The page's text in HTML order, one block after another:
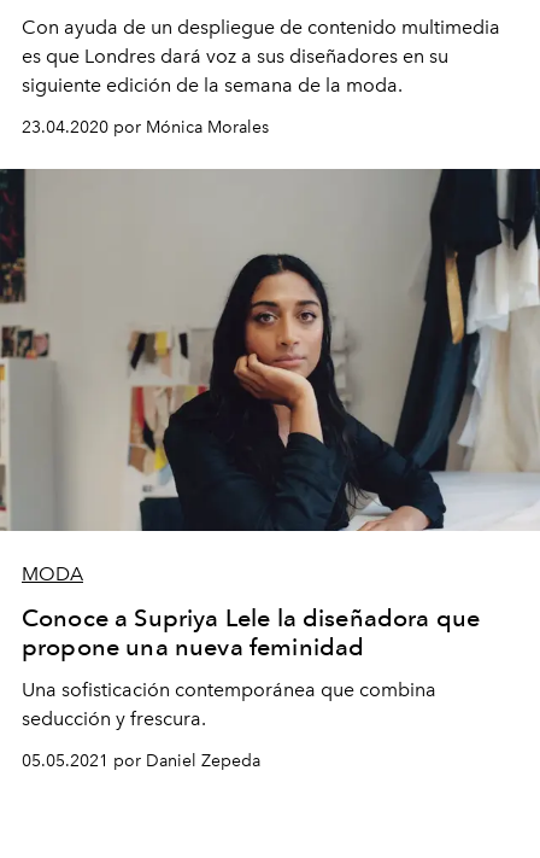
Con ayuda de un despliegue de contenido multimedia
es que Londres dará voz a sus diseñadores en su
siguiente edición de la semana de la moda.
23.04.2020 por Mónica Morales
MODA
Conoce a Supriya Lele la diseñadora que
propone una nueva feminidad
Una sofisticación contemporánea que combina
seducción y frescura.
05.05.2021 por Daniel Zepeda